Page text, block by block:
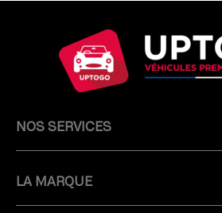
NOS SERVICES
LA MARQUE